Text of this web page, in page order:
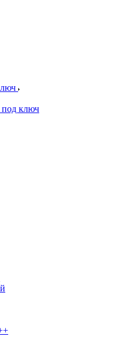
под ключ